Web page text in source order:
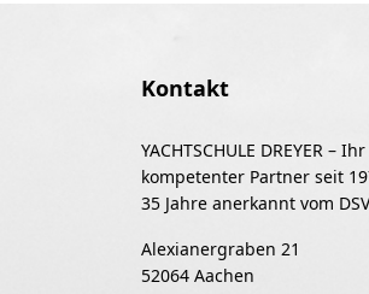
Kontakt
YACHTSCHULE DREYER – Ihr
kompetenter Partner seit
35 Jahre anerkannt vom
Alexianergraben 21
52064 Aachen